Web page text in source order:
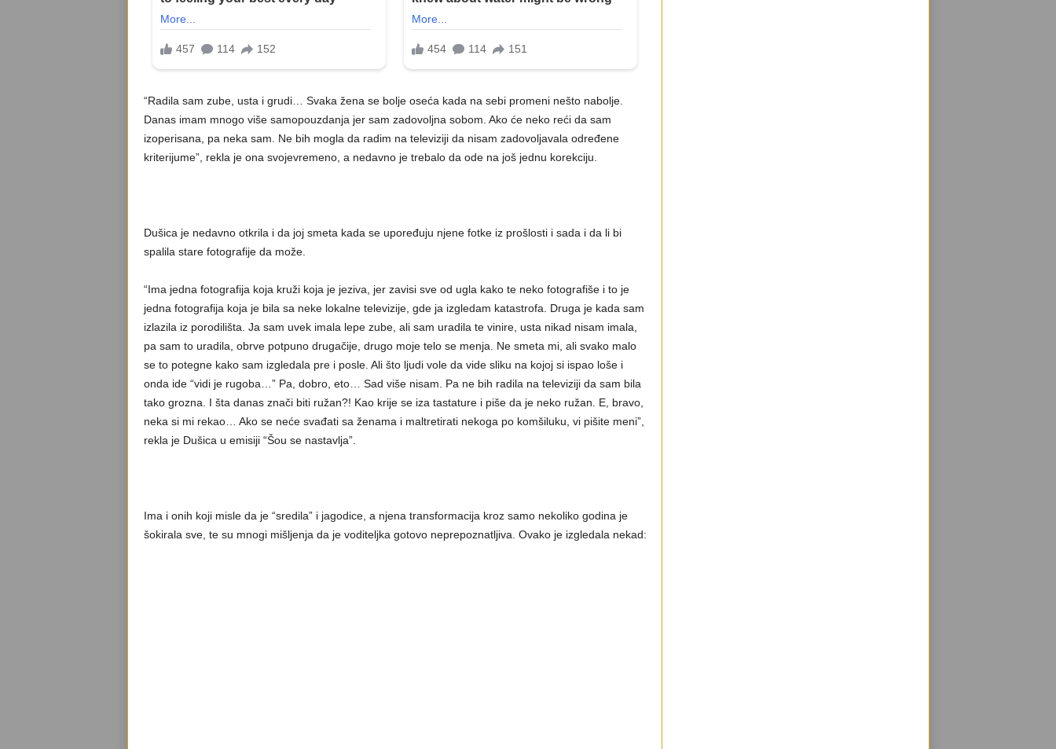
“Radila sam zube, usta i grudi… Svaka žena se bolje oseća kada na sebi promeni nešto nabolje.
Danas imam mnogo više samopouzdanja jer sam zadovoljna sobom. Ako će neko reći da sam
izoperisana, pa neka sam. Ne bih mogla da radim na televiziji da nisam zadovoljavala određene
kriterijume”, rekla je ona svojevremeno, a nedavno je trebalo da ode na još jednu korekciju.
Dušica je nedavno otkrila i da joj smeta kada se upoređuju njene fotke iz prošlosti i sada i da li bi
spalila stare fotografije da može.
“Ima jedna fotografija koja kruži koja je jeziva, jer zavisi sve od ugla kako te neko fotografiše i to je
jedna fotografija koja je bila sa neke lokalne televizije, gde ja izgledam katastrofa. Druga je kada sam
izlazila iz porodilišta. Ja sam uvek imala lepe zube, ali sam uradila te vinire, usta nikad nisam imala,
pa sam to uradila, obrve potpuno drugačije, drugo moje telo se menja. Ne smeta mi, ali svako malo
se to potegne kako sam izgledala pre i posle. Ali što ljudi vole da vide sliku na kojoj si ispao loše i
onda ide “vidi je rugoba…” Pa, dobro, eto… Sad više nisam. Pa ne bih radila na televiziji da sam bila
tako grozna. I šta danas znači biti ružan?! Kao krije se iza tastature i piše da je neko ružan. E, bravo,
neka si mi rekao… Ako se neće svađati sa ženama i maltretirati nekoga po komšiluku, vi pišite meni”,
rekla je Dušica u emisiji “Šou se nastavlja”.
Ima i onih koji misle da je “sredila” i jagodice, a njena transformacija kroz samo nekoliko godina je
šokirala sve, te su mnogi mišljenja da je voditeljka gotovo neprepoznatljiva. Ovako je izgledala nekad: